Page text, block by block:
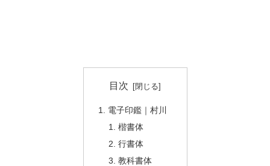
目次
電子印鑑｜村川
楷書体
行書体
教科書体